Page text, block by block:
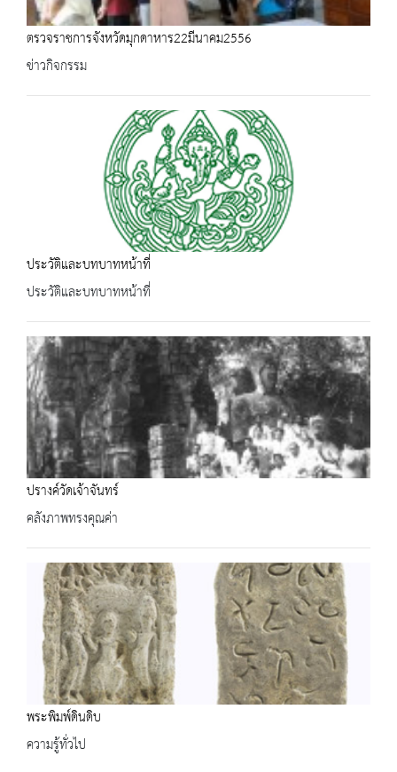
ตรวจราชการจังหวัดมุกดาหาร22มีนาคม2556
ข่าวกิจกรรม
ประวัติและบทบาทหน้าที่
ประวัติและบทบาทหน้าที่
ปรางค์วัดเจ้าจันทร์
คลังภาพทรงคุณค่า
พระพิมพ์ดินดิบ
ความรู้ทั่วไป